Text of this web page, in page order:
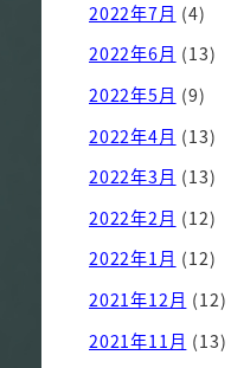
2022年7月 (4)
2022年6月 (13)
2022年5月 (9)
2022年4月 (13)
2022年3月 (13)
2022年2月 (12)
2022年1月 (12)
2021年12月 (12)
2021年11月 (13)